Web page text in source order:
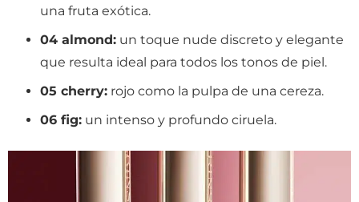
una fruta exótica.
04 almond: un toque nude discreto y elegante
que resulta ideal para todos los tonos de piel.
05 cherry: rojo como la pulpa de una cereza.
06 fig: un intenso y profundo ciruela.